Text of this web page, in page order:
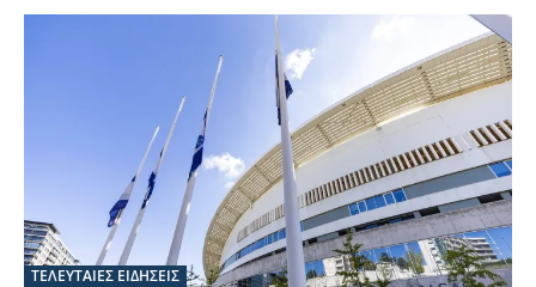
ΤΕΛΕΥΤΑΙΕΣ ΕΙΔΗΣΕΙΣ